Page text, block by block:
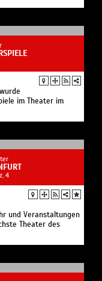
4
und Veranstaltungen
Theater des
3
Kurt
der
Musikwelt.